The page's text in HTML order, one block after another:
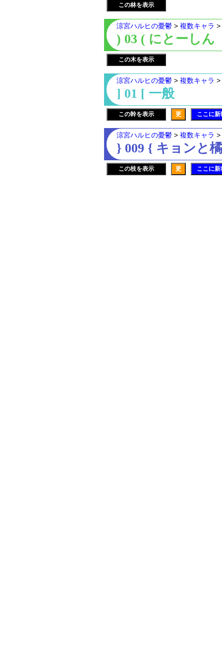
この林を表示
涼宮ハルヒの憂鬱 > 複数キャラ >
) 03 ( にとーしん
この木を表示
涼宮ハルヒの憂鬱 > 複数キャラ >
] 01 [ 一般
この幹を表示 更 ここに新
涼宮ハルヒの憂鬱 > 複数キャラ >
} 009 { キョンと橘
この枝を表示 更 ここに新